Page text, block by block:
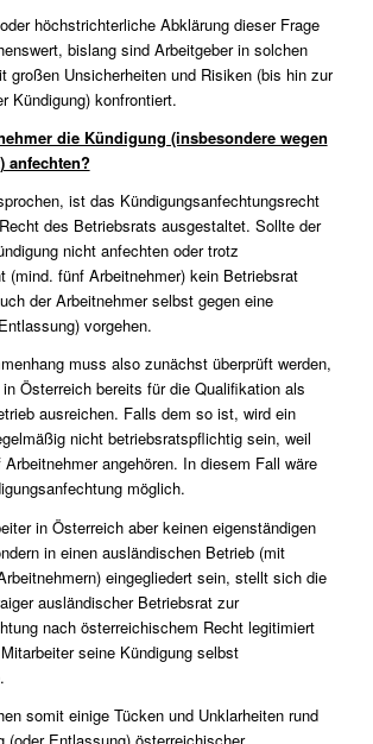
höchstrichterliche Abklärung dieser Frage
bislang sind Arbeitgeber in solchen
großen Unsicherheiten und Risiken (bis hin zur
Kündigung) konfrontiert.
die Kündigung (insbesondere wegen
anfechten?
ist das Kündigungsanfechtungsrecht
des Betriebsrats ausgestaltet. Sollte der
nicht anfechten oder trotz
(mind. fünf Arbeitnehmer) kein Betriebsrat
der Arbeitnehmer selbst gegen eine
vorgehen.
muss also zunächst überprüft werden,
Österreich bereits für die Qualifikation als
ausreichen. Falls dem so ist, wird ein
nicht betriebsratspflichtig sein, weil
angehören. In diesem Fall wäre
möglich.
in Österreich aber keinen eigenständigen
in einen ausländischen Betrieb (mit
eingegliedert sein, stellt sich die
ausländischer Betriebsrat zur
nach österreichischem Recht legitimiert
seine Kündigung selbst
somit einige Tücken und Unklarheiten rund
(oder Entlassung) österreichischer